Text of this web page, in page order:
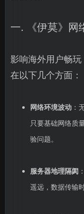
一. 《伊莫》网
影响海外用户畅
在以下几个方面：
网络环境波动：
只要基础网络质
验问题。
服务器地理隔阂
遥远，数据传输